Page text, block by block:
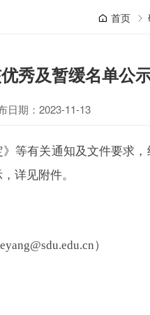
首页
秀及暂缓名单公
日期：2023-11-13
》等有关通知及文件要求
详见附件。
@sdu.edu.cn）